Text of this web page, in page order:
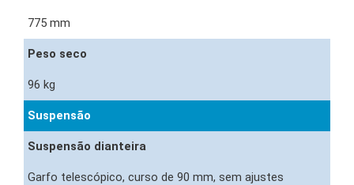
775 mm
Peso seco
96 kg
Suspensão
Suspensão dianteira
Garfo telescópico, curso de 90 mm, sem ajustes